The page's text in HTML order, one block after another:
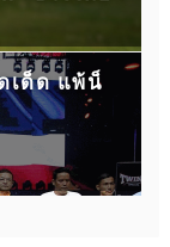
เด็ด แพ้น็